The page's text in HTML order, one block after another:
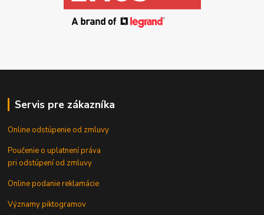
Servis pre zákazníka
Online odstúpenie od zmluvy
Poučenie o uplatnení práva
pri odstúpení od zmluvy
Online podanie reklamácie
Významy piktogramov